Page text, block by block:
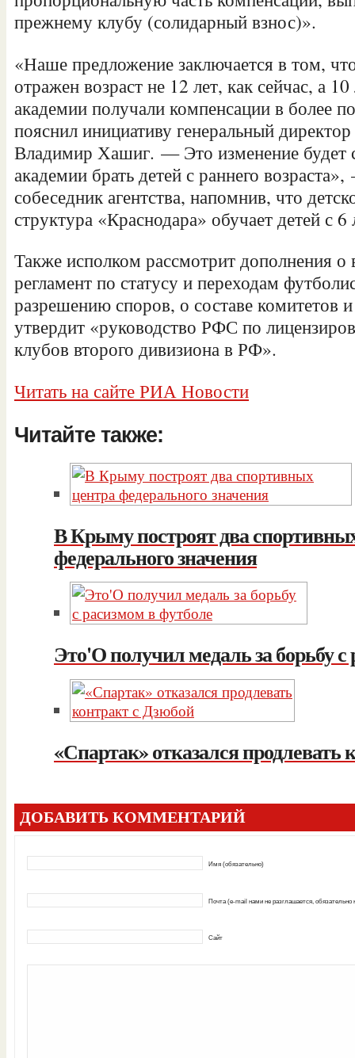
прежнему клубу (солидарный взнос)».
«Наше предложение заключается в том,
отражен возраст не 12 лет, как сейчас, а
академии получали компенсации в более
пояснил инициативу генеральный
Владимир Хашиг. — Это изменение будет
академии брать детей с раннего
собеседник агентства, напомнив, что
структура «Краснодара» обучает детей с 6
Также исполком рассмотрит дополнения о
регламент по статусу и переходам
разрешению споров, о составе комитетов
утвердит «руководство РФС по
клубов второго дивизиона в РФ».
Читать на сайте РИА Новости
Читайте также:
В Крыму построят два
федерального значения
Это'О получил медаль за борьбу
«Спартак» отказался продлевать
ДОБАВИТЬ КОММЕНТАРИЙ
Имя (обязательно)
Почта (e-mail нами не разглашается, обязательно
Сайт